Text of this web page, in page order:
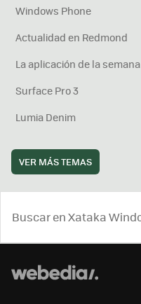
Windows Phone
Actualidad en Redmond
La aplicación de la semana
Surface Pro 3
Lumia Denim
VER MÁS TEMAS